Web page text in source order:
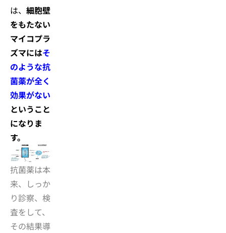
は、 細胞壁
をもたない
マイコプラ
ズマにはそ
のような抗
菌薬が全く
効果がない
ということ
になりま
す。
抗菌薬は本
来、しっか
り診察、検
査をして、
その結果導